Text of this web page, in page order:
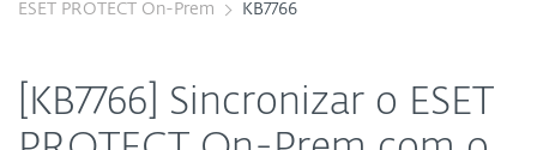
ESET PROTECT On-Prem
KB7766
[KB7766] Sincronizar o ESET